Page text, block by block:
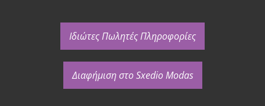
Ιδιώτες Πωλητές Πληροφορίες
Διαφήμιση στο Sxedio Modas